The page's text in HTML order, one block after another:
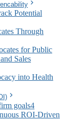
Potential
Through
for Public
Sales
into Health
goals4
ROI-Driven